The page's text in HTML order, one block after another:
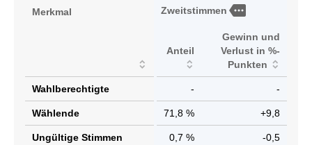
Merkmal Zweitstimmen more
Anteil
Gewinn und
Verlust in %-
Punkten
Wahlberechtigte - -
Wählende 71,8 % +9,8
Ungültige Stimmen 0,7 % -0,5